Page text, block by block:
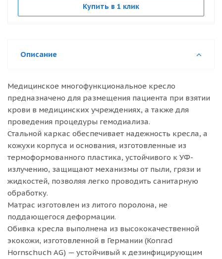
Купить в 1 клик
Описание
Медицинское многофункциональное кресло
предназначено для размещения пациента при взятии
крови в медицинских учреждениях, а также для
проведения процедуры гемодиализа.
Стальной каркас обеспечивает надежность кресла, а
кожухи корпуса и основания, изготовленные из
термоформованного пластика, устойчивого к УФ-
излучению, защищают механизмы от пыли, грязи и
жидкостей, позволяя легко проводить санитарную
обработку.
Матрас изготовлен из литого поролона, не
поддающегося деформации.
Обивка кресла выполнена из высококачественной
экокожи, изготовленной в Германии (Konrad
Hornschuch AG) — устойчивый к дезинфицирующим